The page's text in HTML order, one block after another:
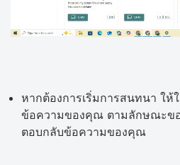
หากต้องการเริ่มการสนทนา ใ
ข้อความของคุณ ตามลักษณะข
ตอบกลับข้อความของคุณ